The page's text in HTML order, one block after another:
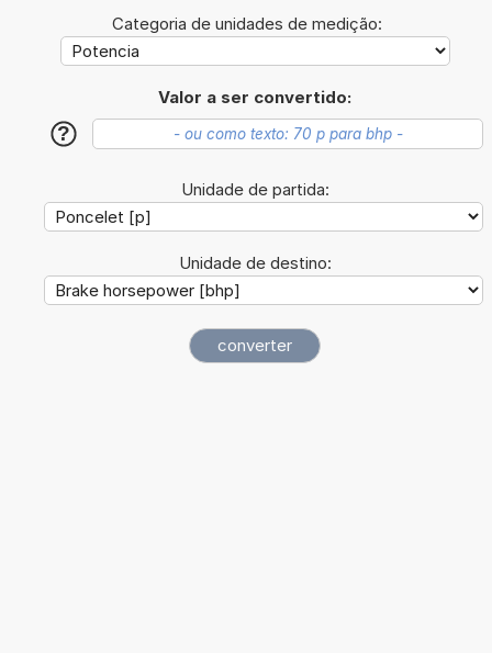
Categoria de unidades de medição:
Valor a ser convertido:
?
Unidade de partida:
Unidade de destino: